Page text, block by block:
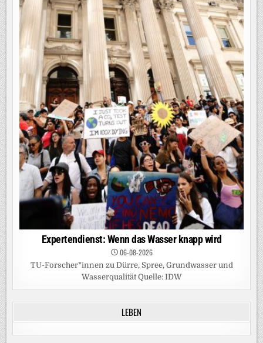
Expertendienst: Wenn das Wasser knapp wird
06-08-2026
TU-Forscher*innen zu Dürre, Spree, Grundwasser und
Wasserqualität Quelle: IDW
LEBEN